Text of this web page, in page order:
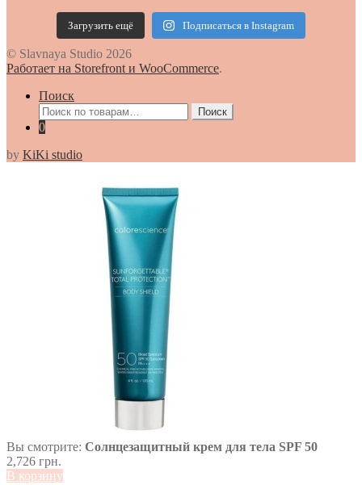
Загрузить ещё Подписаться в Instagram
© Slavnaya Studio 2026
Работает на Storefront и WooCommerce.
Поиск
Искать:
Поиск
0
by KiKi studio
Вы смотрите: Солнцезащитный крем для тела SPF 50
2,726 грн.
В корзину